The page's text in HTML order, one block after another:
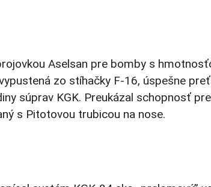
Aselsan pre bomby s
zo stíhačky F-16, úspešne
súprav KGK. Preukázal schopnosť
s Pitotovou trubicou na nose.